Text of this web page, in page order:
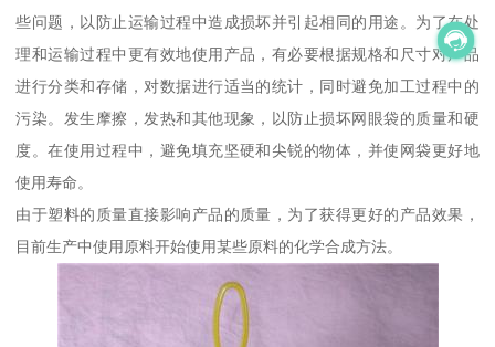
些问题，以防止运输过程中造成损坏并引起相同的用途。为了在处
理和运输过程中更有效地使用产品，有必要根据规格和尺寸对产品
进行分类和存储，对数据进行适当的统计，同时避免加工过程中的
污染。发生摩擦，发热和其他现象，以防止损坏网眼袋的质量和硬
度。在使用过程中，避免填充坚硬和尖锐的物体，并使网袋更好地
使用寿命。
由于塑料的质量直接影响产品的质量，为了获得更好的产品效果，
目前生产中使用原料开始使用某些原料的化学合成方法。